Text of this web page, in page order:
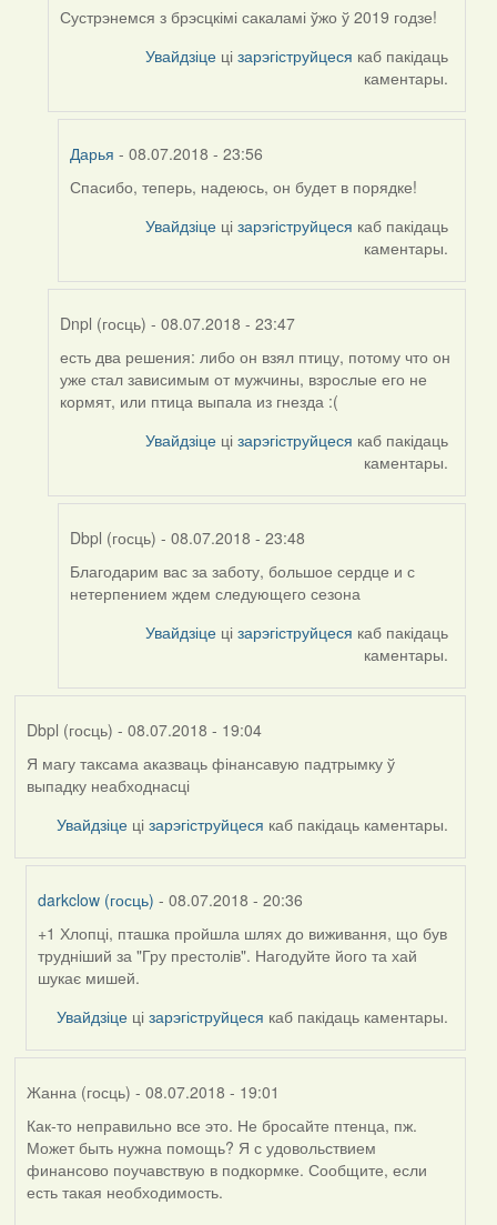
Сустрэнемся з брэсцкімі сакаламі ўжо ў 2019 годзе!
Увайдзіце цізарэгіструйцеся каб пакідаць
каментары.
Дарья - 08.07.2018 - 23:56
In
Harrier
Спасибо, теперь, надеюсь, он будет в порядке!
Увайдзіце цізарэгіструйцеся каб пакідаць
каментары.
Dnpl (госць) - 08.07.2018 - 23:47
In
reply
to
есть два решения: либо он взял птицу, потому что он
уже стал зависимым от мужчины, взрослые его не
кормят, или птица выпала из гнезда :(
Увайдзіце цізарэгіструйцеся каб пакідаць
каментары.
Dbpl (госць) - 08.07.2018 - 23:48
In
reply
(госць)
Благодарим вас за заботу, большое сердце и с
нетерпением ждем следующего сезона
Увайдзіце цізарэгіструйцеся каб пакідаць
каментары.
Dbpl (госць) - 08.07.2018 - 19:04
Я магу таксама аказваць фінансавую падтрымку ў
выпадку неабходнасці
Увайдзіце цізарэгіструйцеся каб пакідаць каментары.
darkclow (госць) - 08.07.2018 - 20:36
In
reply
to
(госць)
+1 Хлопці, пташка пройшла шлях до виживання, що був
трудніший за "Гру престолів". Нагодуйте його та хай
шукає мишей.
Увайдзіце цізарэгіструйцеся каб пакідаць каментары.
Жанна (госць) - 08.07.2018 - 19:01
Как-то неправильно все это. Не бросайте птенца, пж.
Может быть нужна помощь? Я с удовольствием
финансово поучавствую в подкормке. Сообщите, если
есть такая необходимость.